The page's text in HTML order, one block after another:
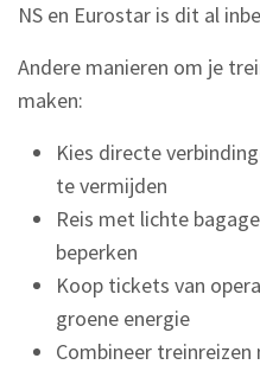
NS en Eurostar is dit al
Andere manieren om je
maken:
Kies directe
te vermijden
Reis met lichte
beperken
Koop tickets van
groene energie
Combineer